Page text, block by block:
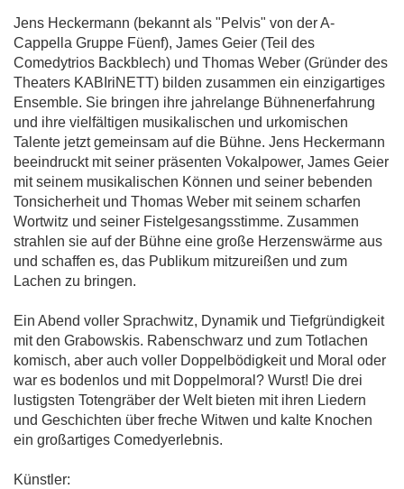
Jens Heckermann (bekannt als "Pelvis" von der A-
Cappella Gruppe Füenf), James Geier (Teil des
Comedytrios Backblech) und Thomas Weber (Gründer des
Theaters KABIriNETT) bilden zusammen ein einzigartiges
Ensemble. Sie bringen ihre jahrelange Bühnenerfahrung
und ihre vielfältigen musikalischen und urkomischen
Talente jetzt gemeinsam auf die Bühne. Jens Heckermann
beeindruckt mit seiner präsenten Vokalpower, James Geier
mit seinem musikalischen Können und seiner bebenden
Tonsicherheit und Thomas Weber mit seinem scharfen
Wortwitz und seiner Fistelgesangsstimme. Zusammen
strahlen sie auf der Bühne eine große Herzenswärme aus
und schaffen es, das Publikum mitzureißen und zum
Lachen zu bringen.
Ein Abend voller Sprachwitz, Dynamik und Tiefgründigkeit
mit den Grabowskis. Rabenschwarz und zum Totlachen
komisch, aber auch voller Doppelbödigkeit und Moral oder
war es bodenlos und mit Doppelmoral? Wurst! Die drei
lustigsten Totengräber der Welt bieten mit ihren Liedern
und Geschichten über freche Witwen und kalte Knochen
ein großartiges Comedyerlebnis.
Künstler: